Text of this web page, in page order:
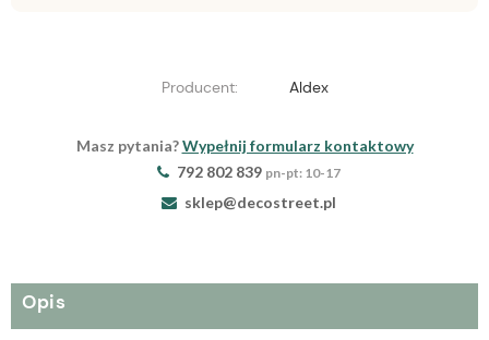
Producent: Aldex
Masz pytania?Wypełnij formularz kontaktowy
792 802 839 pn-pt: 10-17
sklep@decostreet.pl
Opis